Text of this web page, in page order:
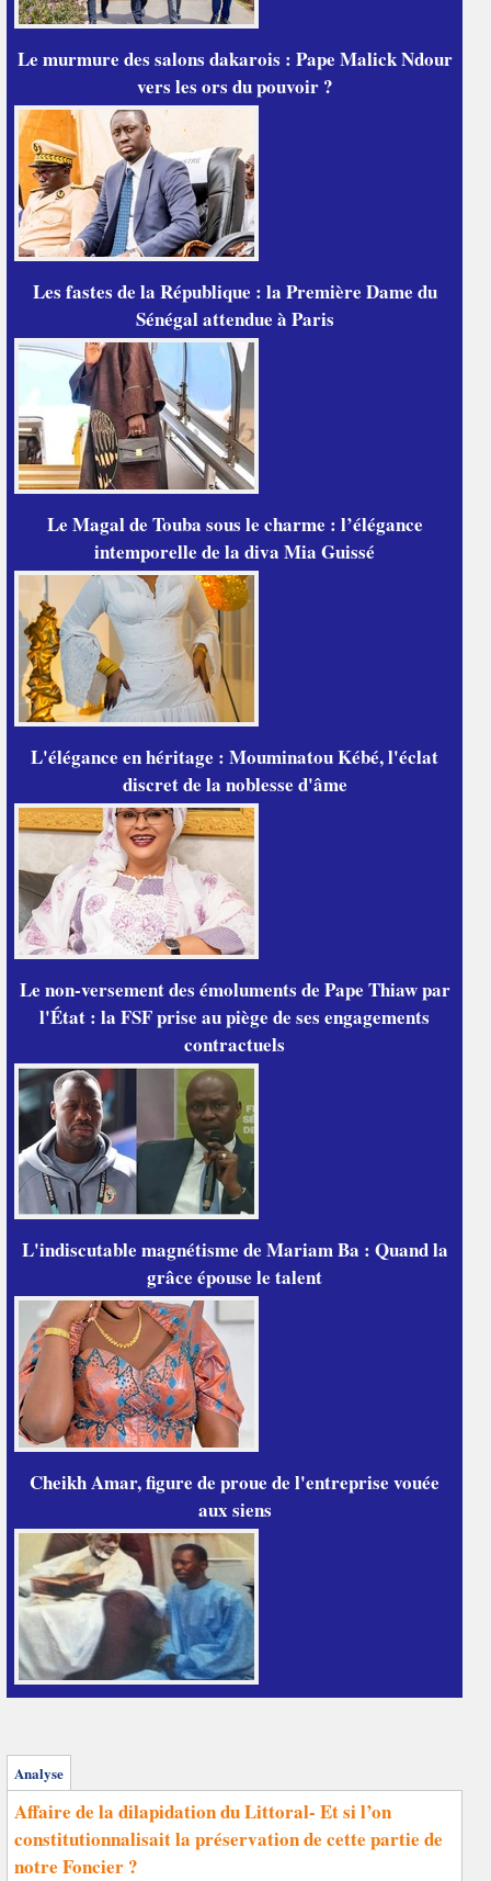
Le murmure des salons dakarois : Pape Malick Ndour
vers les ors du pouvoir ?
Les fastes de la République : la Première Dame du
Sénégal attendue à Paris
Le Magal de Touba sous le charme : l’élégance
intemporelle de la diva Mia Guissé
L'élégance en héritage : Mouminatou Kébé, l'éclat
discret de la noblesse d'âme
Le non-versement des émoluments de Pape Thiaw par
l'État : la FSF prise au piège de ses engagements
contractuels
L'indiscutable magnétisme de Mariam Ba : Quand la
grâce épouse le talent
Cheikh Amar, figure de proue de l'entreprise vouée
aux siens
Analyse
Affaire de la dilapidation du Littoral- Et si l’on
constitutionnalisait la préservation de cette partie de
notre Foncier ?